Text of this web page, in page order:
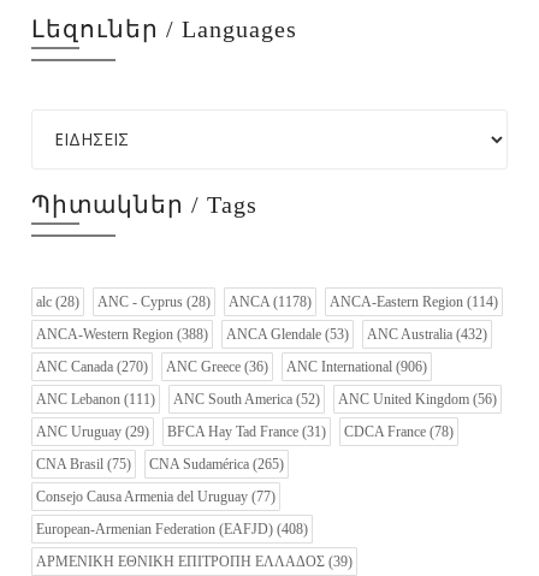
Լեզուներ / Languages
Պիտակներ / Tags
alc (28) ANC - Cyprus (28) ANCA(1178) ANCA-Eastern Region (114)
ANCA-Western Region (388) ANCA Glendale (53) ANC Australia (432)
ANC Canada (270) ANC Greece (36) ANC International (906)
ANC Lebanon (111) ANC South America (52) ANC United Kingdom (56)
ANC Uruguay (29) BFCA Hay Tad France (31) CDCA France (78)
CNA Brasil (75) CNA Sudamérica (265)
Consejo Causa Armenia del Uruguay (77)
European-Armenian Federation (EAFJD) (408)
ΑΡΜΕΝΙΚΗ ΕΘΝΙΚΗ ΕΠΙΤΡΟΠΗ ΕΛΛΑΔΟΣ (39)